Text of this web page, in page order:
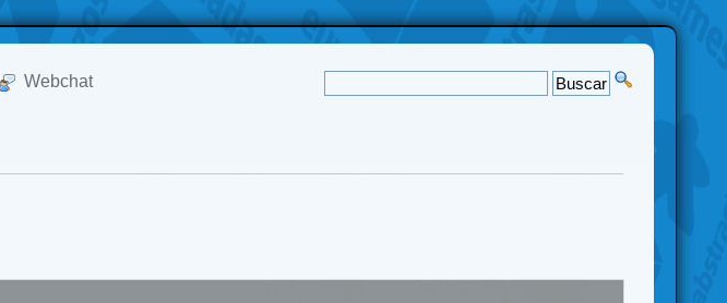
Webchat